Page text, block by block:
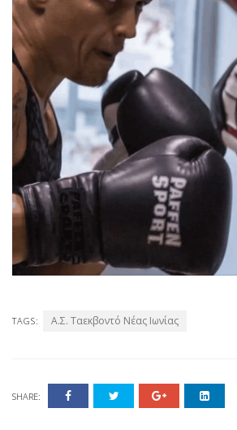
TAGS: Α.Σ. Ταεκβοντό Νέας Ιωνίας
SHARE: